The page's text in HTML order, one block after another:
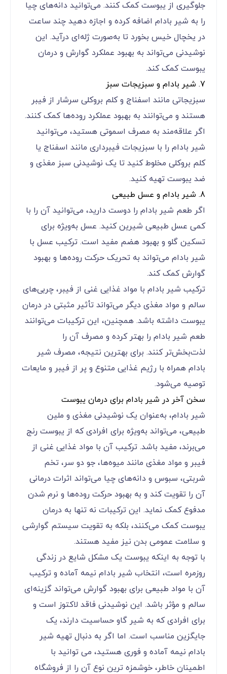
جلوگیری از یبوست کمک کنند. می‌توانید دانه‌های چیا
را به شیر بادام اضافه کرده و اجازه دهید چند ساعت
در یخچال خیس بخورد تا به‌صورت ژله‌ای درآید. این
نوشیدنی می‌تواند به بهبود عملکرد گوارش و درمان
یبوست کمک کند.
7. شیر بادام و سبزیجات سبز
سبزیجاتی مانند اسفناج و کلم بروکلی سرشار از فیبر
هستند و می‌توانند به بهبود عملکرد روده‌ها کمک کنند.
اگر علاقه‌مند به مصرف اسموتی هستید، می‌توانید
شیر بادام را با سبزیجات فیبرداری مانند اسفناج یا
کلم بروکلی مخلوط کنید تا یک نوشیدنی سبز مغذی و
ضد یبوست تهیه کنید.
8. شیر بادام و عسل طبیعی
اگر طعم شیر بادام را دوست دارید، می‌توانید آن را با
کمی عسل طبیعی شیرین کنید. عسل به‌ویژه برای
تسکین گلو و بهبود هضم مفید است. ترکیب عسل با
شیر بادام می‌تواند به تحریک حرکت روده‌ها و بهبود
گوارش کمک کند.
ترکیب شیر بادام با مواد غذایی غنی از فیبر، چربی‌های
سالم و مواد مغذی دیگر می‌تواند تأثیر مثبتی در درمان
یبوست داشته باشد. همچنین، این ترکیبات می‌توانند
طعم شیر بادام را بهتر کرده و مصرف آن را
لذت‌بخش‌تر کنند. برای بهترین نتیجه، مصرف شیر
بادام همراه با رژیم غذایی متنوع و پر از فیبر و مایعات
توصیه می‌شود.
سخن آخر در شیر بادام برای درمان یبوست
شیر بادام، به‌عنوان یک نوشیدنی مغذی و ملین
طبیعی، می‌تواند به‌ویژه برای افرادی که از یبوست رنج
می‌برند، مفید باشد. ترکیب آن با مواد غذایی غنی از
فیبر و مواد مغذی مانند میوه‌ها، جو دو سر، تخم
شربتی، سبوس و دانه‌های چیا می‌تواند اثرات درمانی
آن را تقویت کند و به بهبود حرکت روده‌ها و نرم شدن
مدفوع کمک نماید. این ترکیبات نه تنها به درمان
یبوست کمک می‌کنند، بلکه به تقویت سیستم گوارشی
و سلامت عمومی بدن نیز مفید هستند.
با توجه به اینکه یبوست یک مشکل شایع در زندگی
روزمره است، انتخاب شیر بادام نیمه آماده و ترکیب
آن با مواد طبیعی برای بهبود گوارش می‌تواند گزینه‌ای
سالم و مؤثر باشد. این نوشیدنی فاقد لاکتوز است و
برای افرادی که به شیر گاو حساسیت دارند، یک
جایگزین مناسب است. اما اگر به دنبال تهیه شیر
بادام نیمه آماده و فوری هستید، می توانید با
اطمینان خاطر، خوشمزه ترین نوع آن را از فروشگاه